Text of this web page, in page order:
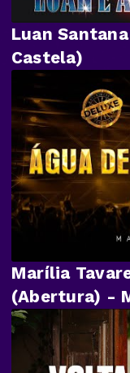
Luan
Castela)
Marília
(Abertura) -